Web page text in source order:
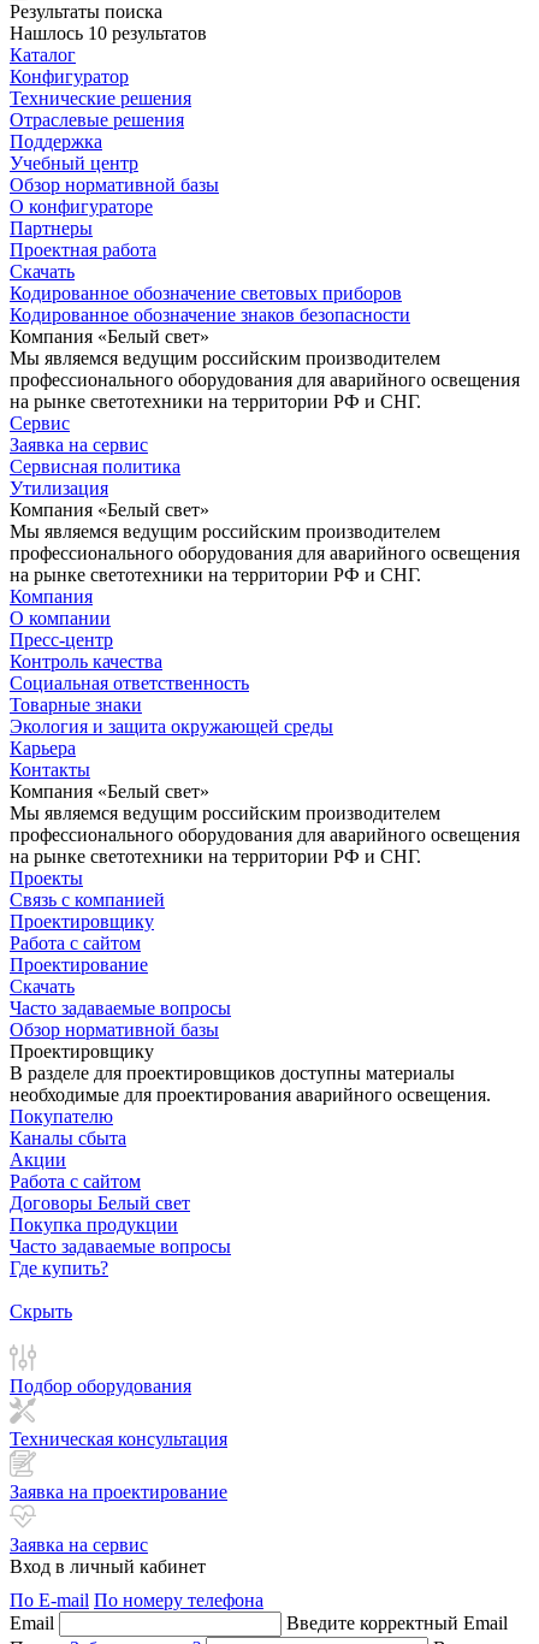
Результаты поиска
Нашлось 10 результатов
Каталог
Конфигуратор
Технические решения
Отраслевые решения
Поддержка
Учебный центр
Обзор нормативной базы
О конфигураторе
Партнеры
Проектная работа
Скачать
Кодированное обозначение световых приборов
Кодированное обозначение знаков безопасности
Компания «Белый свет»
Мы являемся ведущим российским производителем
профессионального оборудования для аварийного освещения
на рынке светотехники на территории РФ и СНГ.
Сервис
Заявка на сервис
Сервисная политика
Утилизация
Компания «Белый свет»
Мы являемся ведущим российским производителем
профессионального оборудования для аварийного освещения
на рынке светотехники на территории РФ и СНГ.
Компания
О компании
Пресс-центр
Контроль качества
Социальная ответственность
Товарные знаки
Экология и защита окружающей среды
Карьера
Контакты
Компания «Белый свет»
Мы являемся ведущим российским производителем
профессионального оборудования для аварийного освещения
на рынке светотехники на территории РФ и СНГ.
Проекты
Связь с компанией
Проектировщику
Работа с сайтом
Проектирование
Скачать
Часто задаваемые вопросы
Обзор нормативной базы
Проектировщику
В разделе для проектировщиков доступны материалы
необходимые для проектирования аварийного освещения.
Покупателю
Каналы сбыта
Акции
Работа с сайтом
Договоры Белый свет
Покупка продукции
Часто задаваемые вопросы
Где купить?
Скрыть
Подбор оборудования
Техническая консультация
Заявка на проектирование
Заявка на сервис
Вход в личный кабинет
По E-mail По номеру телефона
Email
Введите корректный Email